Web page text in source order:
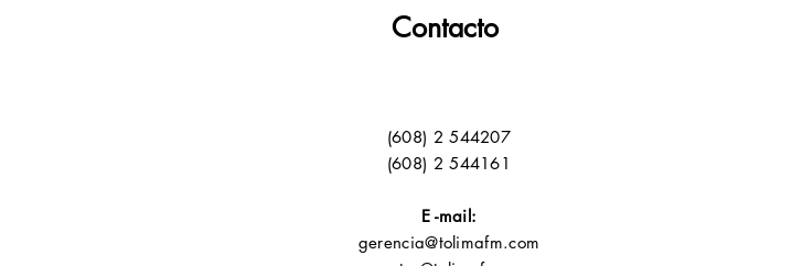
Contacto
(608) 2 544207
(608) 2 544161
E -mail:
gerencia@tolimafm.com